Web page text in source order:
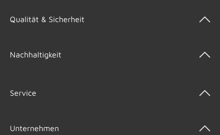
Qualität & Sicherheit
Nachhaltigkeit
Service
Unternehmen